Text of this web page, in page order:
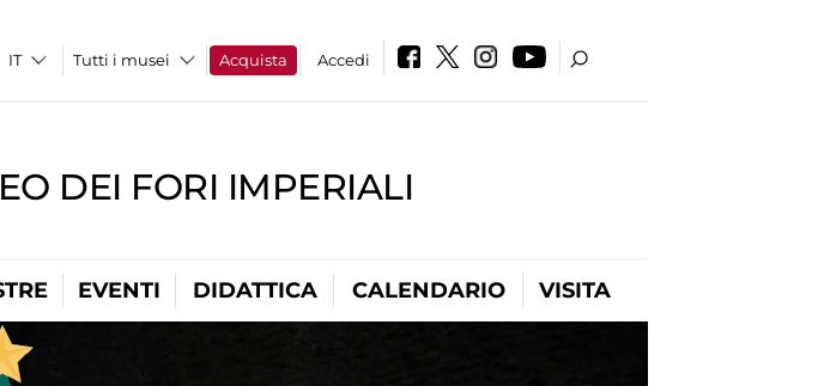
Tutti i musei Acquista Accedi
DEI FORI IMPERIALI
EVENTI DIDATTICA CALENDARIO VISITA